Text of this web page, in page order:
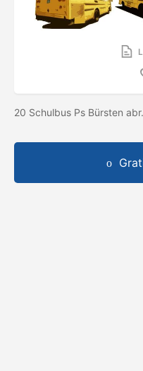
20 Schulbus Ps Bürsten